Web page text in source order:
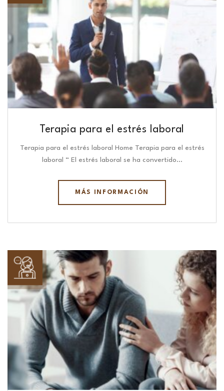
Terapia para el estrés laboral
Terapia para el estrés laboral Home Terapia para el estrés
laboral “ El estrés laboral se ha convertido…
MÁS INFORMACIÓN